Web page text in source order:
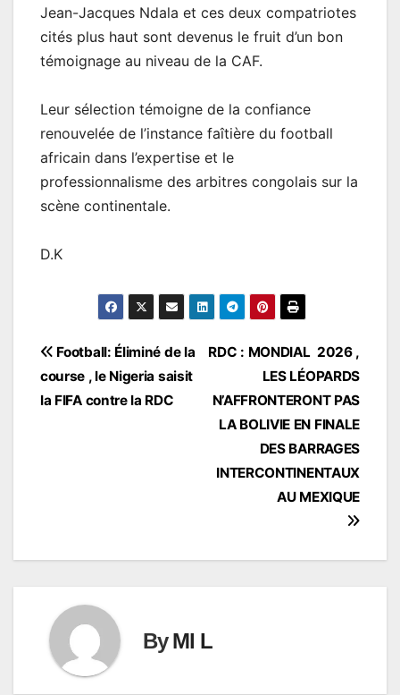
Jean-Jacques Ndala et ces deux compatriotes
cités plus haut sont devenus le fruit d’un bon
témoignage au niveau de la CAF.
Leur sélection témoigne de la confiance
renouvelée de l’instance faîtière du football
africain dans l’expertise et le
professionnalisme des arbitres congolais sur la
scène continentale.
D.K
Navigation
de
RDC : MONDIAL 2026 ,
LES LÉOPARDS
N’AFFRONTERONT PAS
LA BOLIVIE EN FINALE
DES BARRAGES
INTERCONTINENTAUX
AU MEXIQUE
Football: Éliminé de la
course , le Nigeria saisit
la FIFA contre la RDC
ByMl L